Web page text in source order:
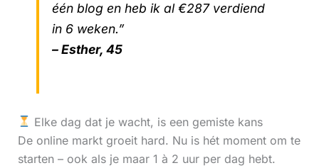
één blog en heb ik al €287 verdiend
in 6 weken.”
– Esther, 45
Elke dag dat je wacht, is een gemiste kans
De online markt groeit hard. Nu is hét moment om te
starten – ook als je maar 1 à 2 uur per dag hebt.